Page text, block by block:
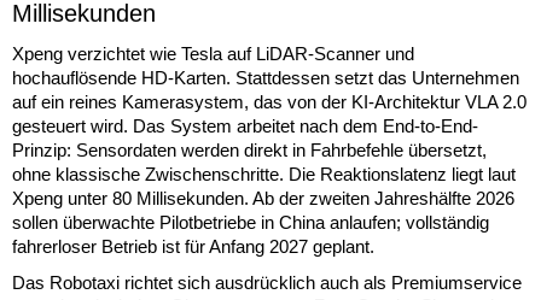
Millisekunden
Xpeng verzichtet wie Tesla auf LiDAR-Scanner und
hochauflösende HD-Karten. Stattdessen setzt das Unternehmen
auf ein reines Kamerasystem, das von der KI-Architektur VLA 2.0
gesteuert wird. Das System arbeitet nach dem End-to-End-
Prinzip: Sensordaten werden direkt in Fahrbefehle übersetzt,
ohne klassische Zwischenschritte. Die Reaktionslatenz liegt laut
Xpeng unter 80 Millisekunden. Ab der zweiten Jahreshälfte 2026
sollen überwachte Pilotbetriebe in China anlaufen; vollständig
fahrerloser Betrieb ist für Anfang 2027 geplant.
Das Robotaxi richtet sich ausdrücklich auch als Premiumservice